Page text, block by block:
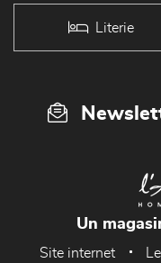
Literie
Un
Site internet